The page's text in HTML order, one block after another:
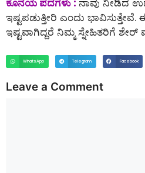
ಕೊನೆಯ ಪದಗಳು : ನಾವು ನೀಡಿದ
ಇಷ್ಟಪಡುತ್ತೀರಿ ಎಂದು
ಇಷ್ಟವಾಗಿದ್ದರೆ ನಿಮ್ಮ ಸ್ನೇಹಿತರಿಗೆ
WhatsApp Telegram Facebook
Leave a Comment